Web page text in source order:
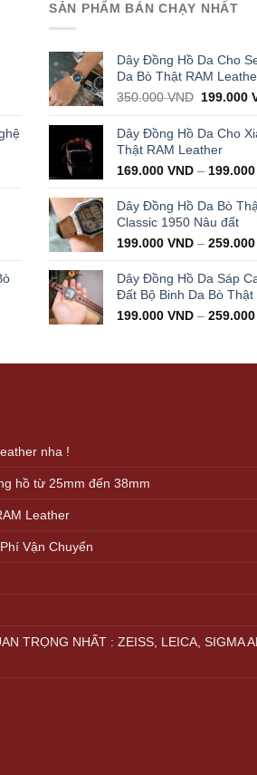
SẢN PHẨM BÁN CHẠY NHẤT
Dây Đồng Hồ Da Cho
Da Bò Thật RAM
350.000VND Original
was:
350.000
199.000
Dây Đồng Hồ Da Cho
Thật RAM Leather
169.000 VND – 199.000
Dây Đồng Hồ Da Bò
Classic 1950 Nâu đất
199.000 VND – 259.000
Dây Đồng Hồ Da Sáp
Đất Bộ Binh Da Bò Thật
199.000 VND – 259.000
nha !
hồ từ 25mm đến 38mm
Leather
Vận Chuyển
TRỌNG NHẤT : ZEISS, LEICA, SIGMA